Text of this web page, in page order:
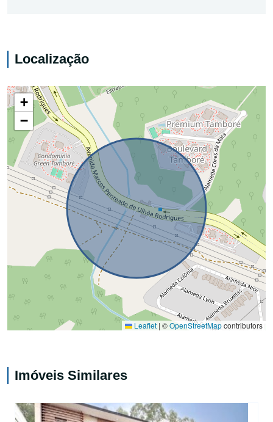
Localização
+
−
Leaflet | ©OpenStreetMapcontributors
Imóveis Similares